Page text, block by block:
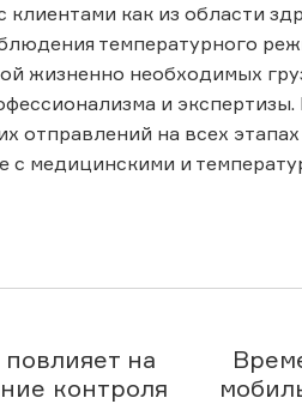
как из области
температурного
жизненно необходимых
и
отправлений на всех
с медицинскими и
на
контроля